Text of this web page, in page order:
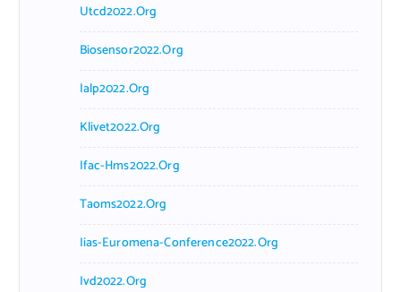
Utcd2022.org
Biosensor2022.org
Ialp2022.org
Klivet2022.org
Ifac-Hms2022.org
Taoms2022.org
Iias-Euromena-Conference2022.org
Ivd2022.org